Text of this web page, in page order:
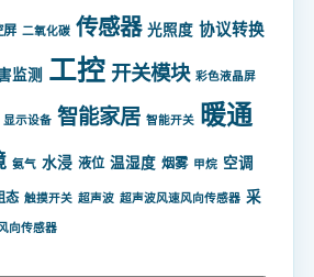
屏 二氧化碳 传感器 光照度 协议转换
监测 工控 开关模块 彩色液晶屏
显示设备 智能家居 智能开关 暖通
氨气 水浸 液位 温湿度 烟雾 甲烷 空调
态 触摸开关 超声波 超声波风速风向传感器 采
向传感器